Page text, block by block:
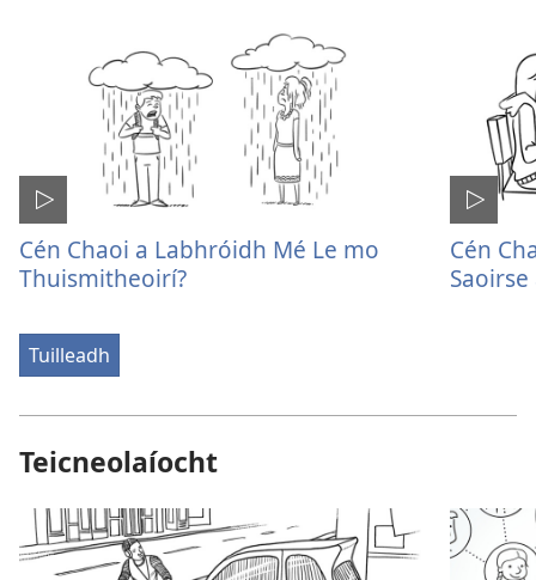
Cén Chaoi a Labhróidh Mé Le mo
Thuismitheoirí?
Cén
Saoirse
Tuilleadh
Teicneolaíocht